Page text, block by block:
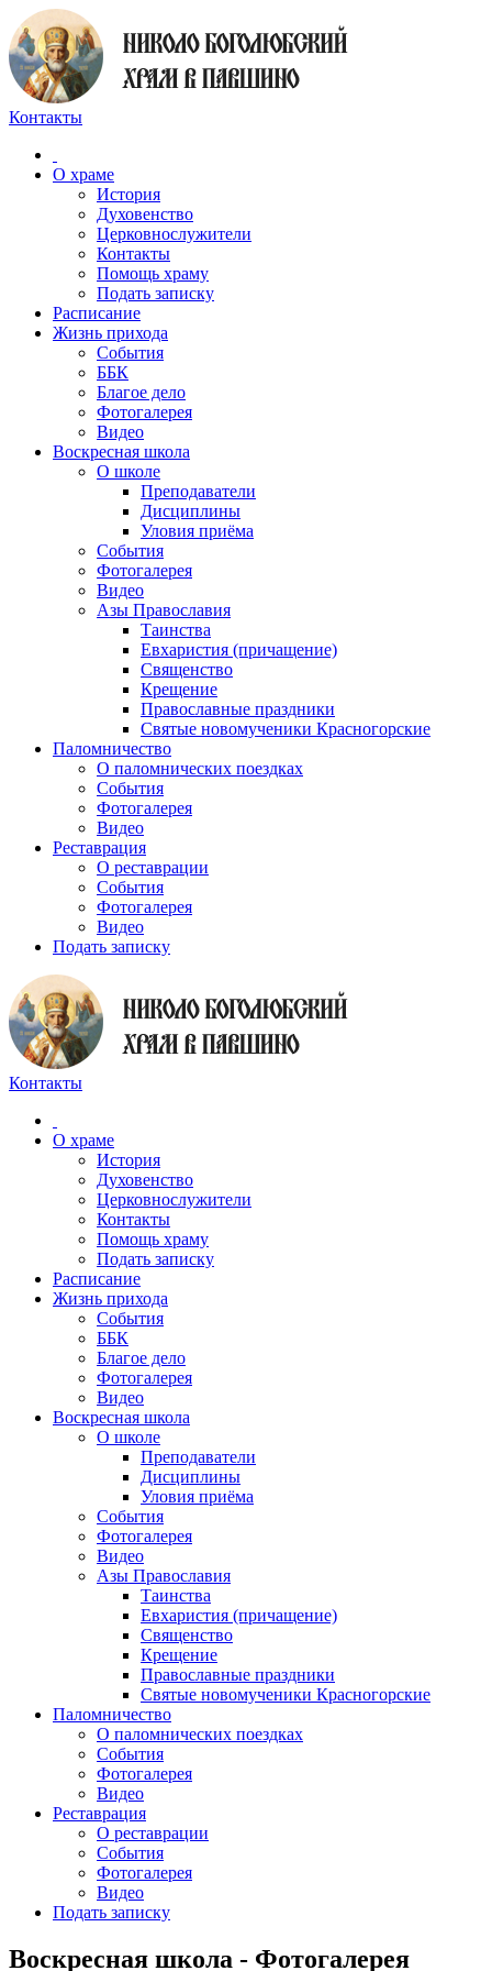
Контакты
О храме
История
Духовенство
Церковнослужители
Контакты
Помощь храму
Подать записку
Расписание
Жизнь прихода
События
ББК
Благое дело
Фотогалерея
Видео
Воскресная школа
О школе
Преподаватели
Дисциплины
Уловия приёма
События
Фотогалерея
Видео
Азы Православия
Таинства
Евхаристия (причащение)
Священство
Крещение
Православные праздники
Святые новомученики Красногорские
Паломничество
О паломнических поездках
События
Фотогалерея
Видео
Реставрация
О реставрации
События
Фотогалерея
Видео
Подать записку
Контакты
О храме
История
Духовенство
Церковнослужители
Контакты
Помощь храму
Подать записку
Расписание
Жизнь прихода
События
ББК
Благое дело
Фотогалерея
Видео
Воскресная школа
О школе
Преподаватели
Дисциплины
Уловия приёма
События
Фотогалерея
Видео
Азы Православия
Таинства
Евхаристия (причащение)
Священство
Крещение
Православные праздники
Святые новомученики Красногорские
Паломничество
О паломнических поездках
События
Фотогалерея
Видео
Реставрация
О реставрации
События
Фотогалерея
Видео
Подать записку
Воскресная школа - Фотогалерея